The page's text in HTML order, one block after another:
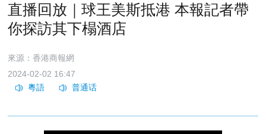
直播回放｜球王美斯抵港 本報記者帶
你探訪其下榻酒店
來源：香港商報網
2024-02-02 16:47